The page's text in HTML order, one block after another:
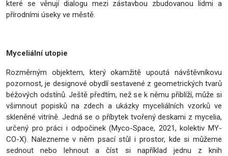
které se věnují dialogu mezi zástavbou zbudovanou lidmi a
přírodními úseky ve městě.
Myceliální utopie
Rozměrným objektem, který okamžitě upoutá návštěvníkovu
pozornost, je designové obydlí sestavené z geometrických tvarů
béžových odstínů. Ještě předtím, než se k němu přiblíží, může si
všimnout popisků na zdech a ukázky myceliálních vzorků ve
skleněné vitríně. Jedná se o příbytek tvořený deskami z mycelia,
určený pro práci i odpočinek (Myco-Space, 2021, kolektiv MY-
CO-X). Nalezneme v něm psací stůl i prostor, kde si můžeme
sednout nebo lehnout a číst si například jednu z knih